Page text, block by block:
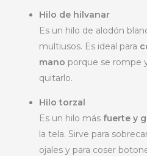
Hilo de hilvanar
Es un hilo de alodón
multiusos. Es ideal para
mano porque se rompe
quitarlo.
Hilo torzal
Es un hilo más fuerte y
la tela. Sirve para
ojales y para coser